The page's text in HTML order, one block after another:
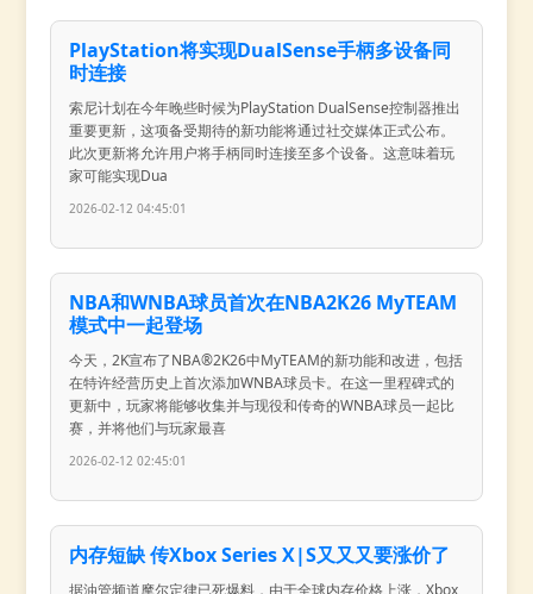
PlayStation将实现DualSense手柄多设备同
时连接
索尼计划在今年晚些时候为PlayStation DualSense控制器推出
重要更新，这项备受期待的新功能将通过社交媒体正式公布。
此次更新将允许用户将手柄同时连接至多个设备。这意味着玩
家可能实现Dua
2026-02-12 04:45:01
NBA和WNBA球员首次在NBA2K26 MyTEAM
模式中一起登场
今天，2K宣布了NBA®2K26中MyTEAM的新功能和改进，包括
在特许经营历史上首次添加WNBA球员卡。在这一里程碑式的
更新中，玩家将能够收集并与现役和传奇的WNBA球员一起比
赛，并将他们与玩家最喜
2026-02-12 02:45:01
内存短缺 传Xbox Series X|S又又又要涨价了
据油管频道摩尔定律已死爆料，由于全球内存价格上涨，Xbox